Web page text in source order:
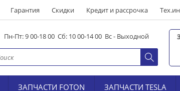
Гарантия Скидки Кредит и рассрочка
Пн-Пт: 9 00-18 00 Сб: 10 00-14 00 Вс - Выходной
ЗАПЧАСТИ FOTON ЗАПЧАСТИ TESLA